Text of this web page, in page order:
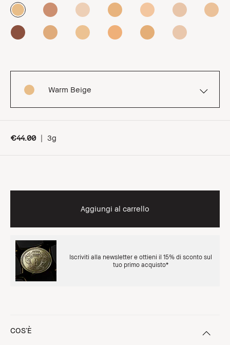
Warm Beige
€44.00 | 3g
Aggiungi al carrello
Iscriviti alla newsletter e ottieni il 15% di sconto sul
tuo primo acquisto*
COS’È